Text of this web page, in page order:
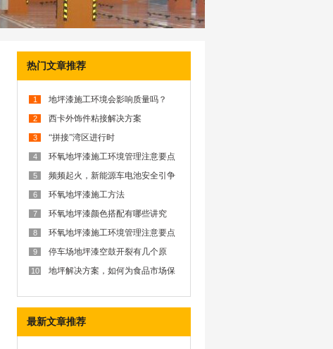
热门文章推荐
1 地坪漆施工环境会影响质量吗？
2 西卡外饰件粘接解决方案
3 “拼接”湾区进行时
4 环氧地坪漆施工环境管理注意要点
5
频频起火，新能源车电池安全引争
难
6 环氧地坪漆施工方法
7
环氧地坪漆颜色搭配有哪些讲究
8 环氧地坪漆施工环境管理注意要点
9
停车场地坪漆空鼓开裂有几个原
10
地坪解决方案，如何为食品市场保
最新文章推荐